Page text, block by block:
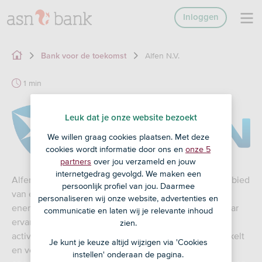
Inloggen
Bank voor de toekomst Alfen N.V.
1 min
Alfen N.V. opereert op internationale schaal op het gebied
van energietransitie als specialist van de
energieoplossingen voor morgen. Met meer dan 85 jaar
ervaring beschikt Alfen N.V. over een unieke
activiteitencombinatie. Het concern ontwerpt, ontwikkelt
en vervaardigt intelligente netwerken, systemen voor
Leuk dat je onze website bezoekt
We willen graag cookies plaatsen. Met deze
cookies wordt informatie door ons en onze 5
partners over jou verzameld en jouw
internetgedrag gevolgd. We maken een
persoonlijk profiel van jou. Daarmee
personaliseren wij onze website, advertenties en
communicatie en laten wij je relevante inhoud
zien.
Je kunt je keuze altijd wijzigen via 'Cookies
instellen' onderaan de pagina.